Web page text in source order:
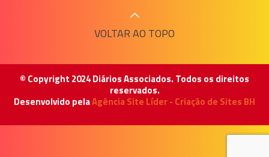
VOLTAR AO TOPO
© Copyright 2024 Diários Associados. Todos os direitos
reservados.
Desenvolvido pelaAgência Site Líder - Criação de Sites BH